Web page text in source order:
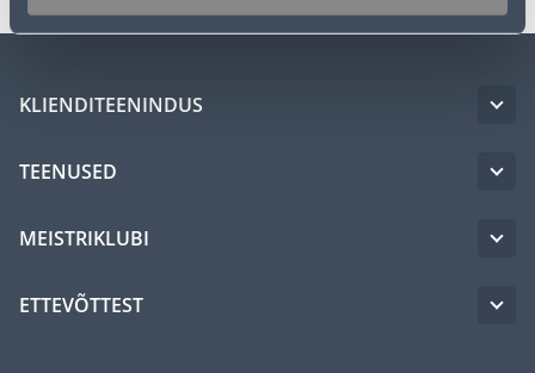
KLIENDITEENINDUS
TEENUSED
MEISTRIKLUBI
ETTEVÕTTEST